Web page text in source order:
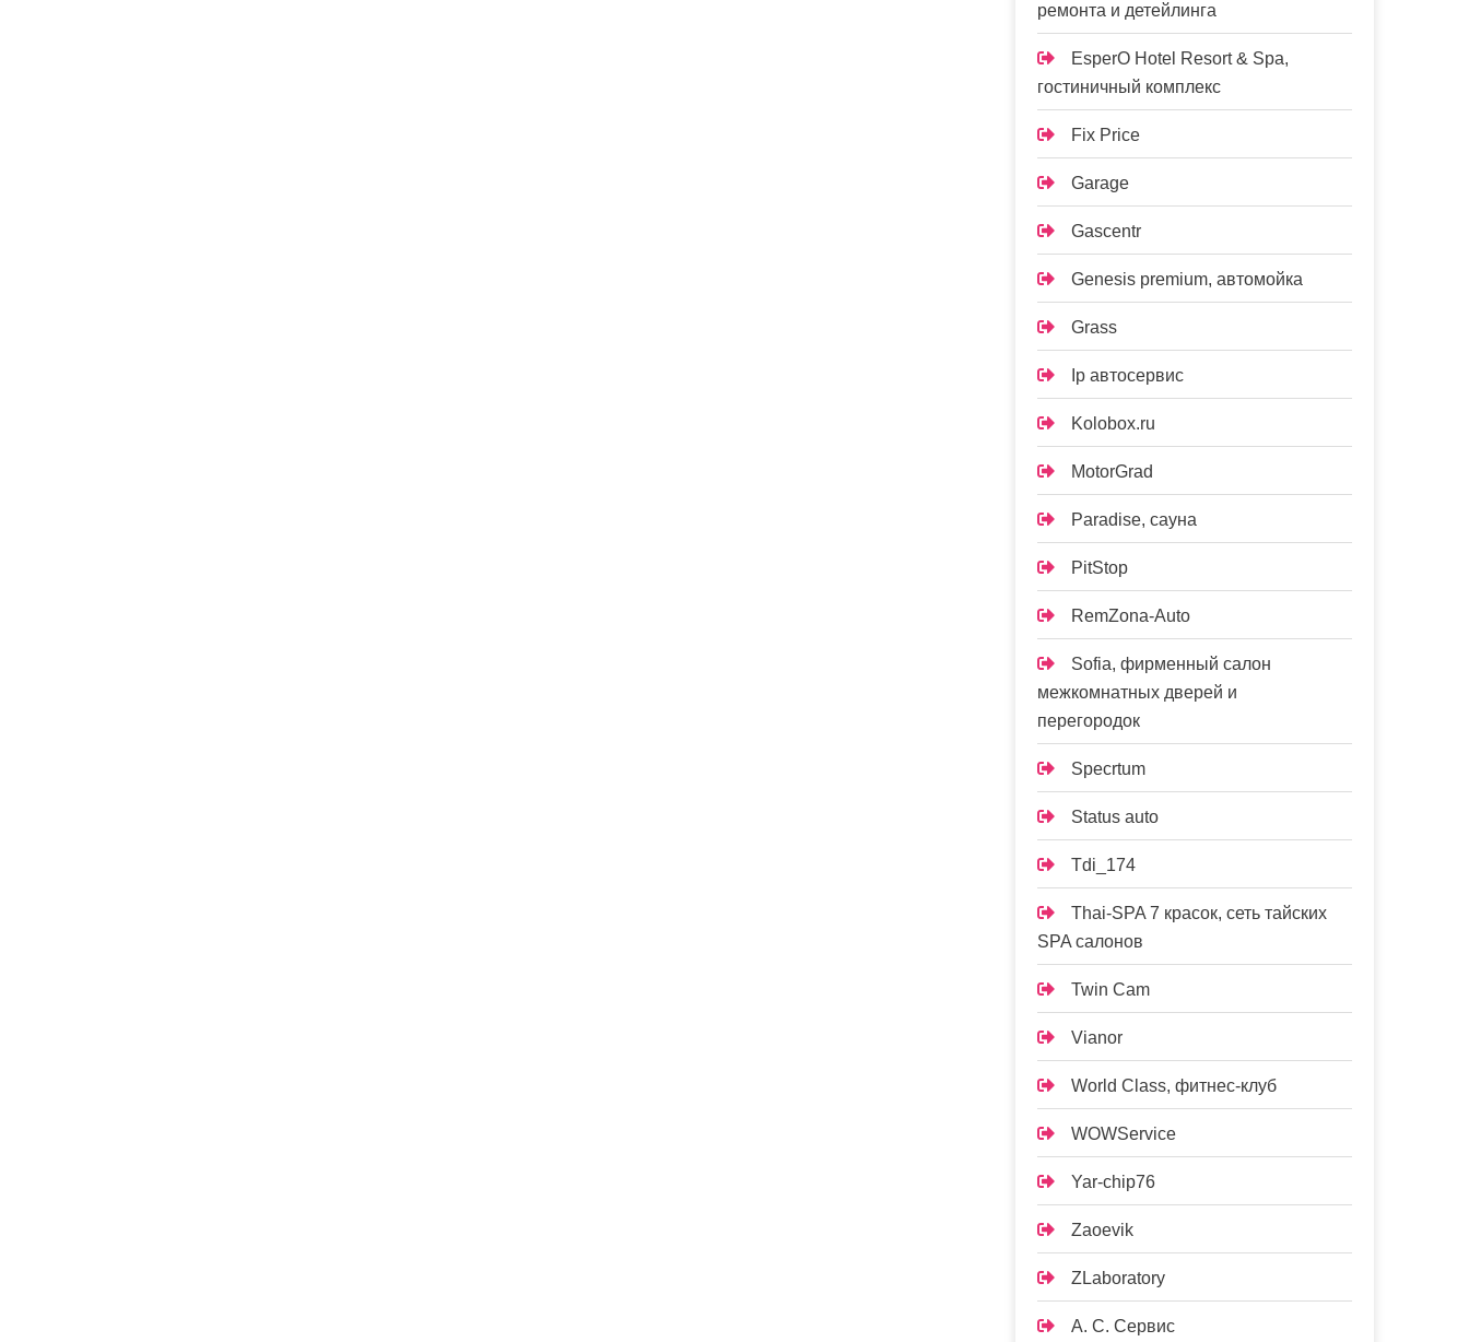
ремонта и детейлинга
EsperO Hotel Resort & Spa,
гостиничный комплекс
Fix Price
Garage
Gascentr
Genesis premium, автомойка
Grass
Ip автосервис
Kolobox.ru
MotorGrad
Paradise, сауна
PitStop
RemZona-Auto
Sofia, фирменный салон
межкомнатных дверей и
перегородок
Specrtum
Status auto
Tdi_174
Thai-SPA 7 красок, сеть тайских
SPA салонов
Twin Cam
Vianor
World Class, фитнес-клуб
WOWService
Yar-chip76
Zaoevik
ZLaboratory
А. С. Сервис